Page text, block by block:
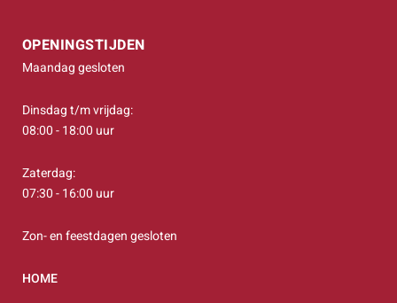
OPENINGSTIJDEN
Maandag gesloten
Dinsdag t/m vrijdag:
08:00 - 18:00 uur
Zaterdag:
07:30 - 16:00 uur
Zon- en feestdagen gesloten
HOME